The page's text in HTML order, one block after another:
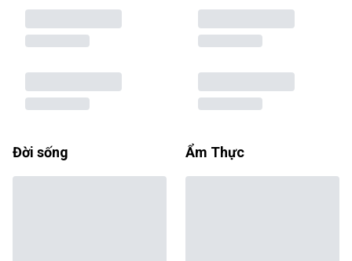
Đời sống Ẩm Thực